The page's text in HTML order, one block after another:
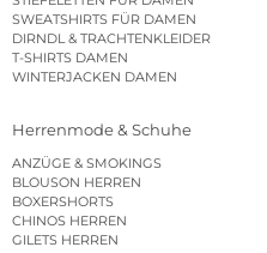
SWEATSHIRTS FÜR DAMEN
DIRNDL & TRACHTENKLEIDER
T-SHIRTS DAMEN
WINTERJACKEN DAMEN
Herrenmode & Schuhe
ANZÜGE & SMOKINGS
BLOUSON HERREN
BOXERSHORTS
CHINOS HERREN
GILETS HERREN